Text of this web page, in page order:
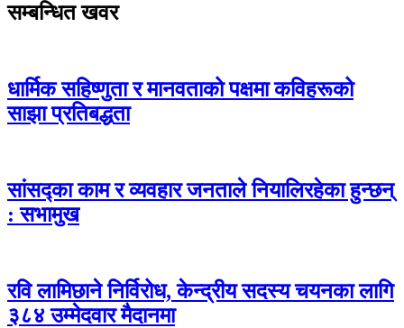
सम्बन्धित खवर
धार्मिक सहिष्णुता र मानवताको पक्षमा कविहरूको
साझा प्रतिबद्धता
सांसद्का काम र व्यवहार जनताले नियालिरहेका हुन्छन्
: सभामुख
रवि लामिछाने निर्विरोध, केन्द्रीय सदस्य चयनका लागि
३८४ उम्मेदवार मैदानमा